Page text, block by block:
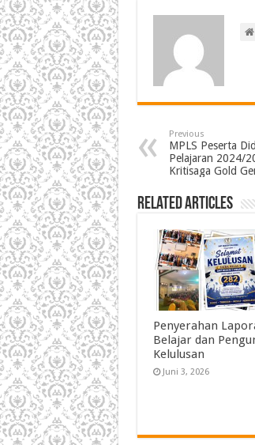
Previous
MPLS Peserta
Pelajaran 2024/
Kritisaga Gold
Related Articles
Penyerahan
Belajar dan
Kelulusan
Juni 3, 2026